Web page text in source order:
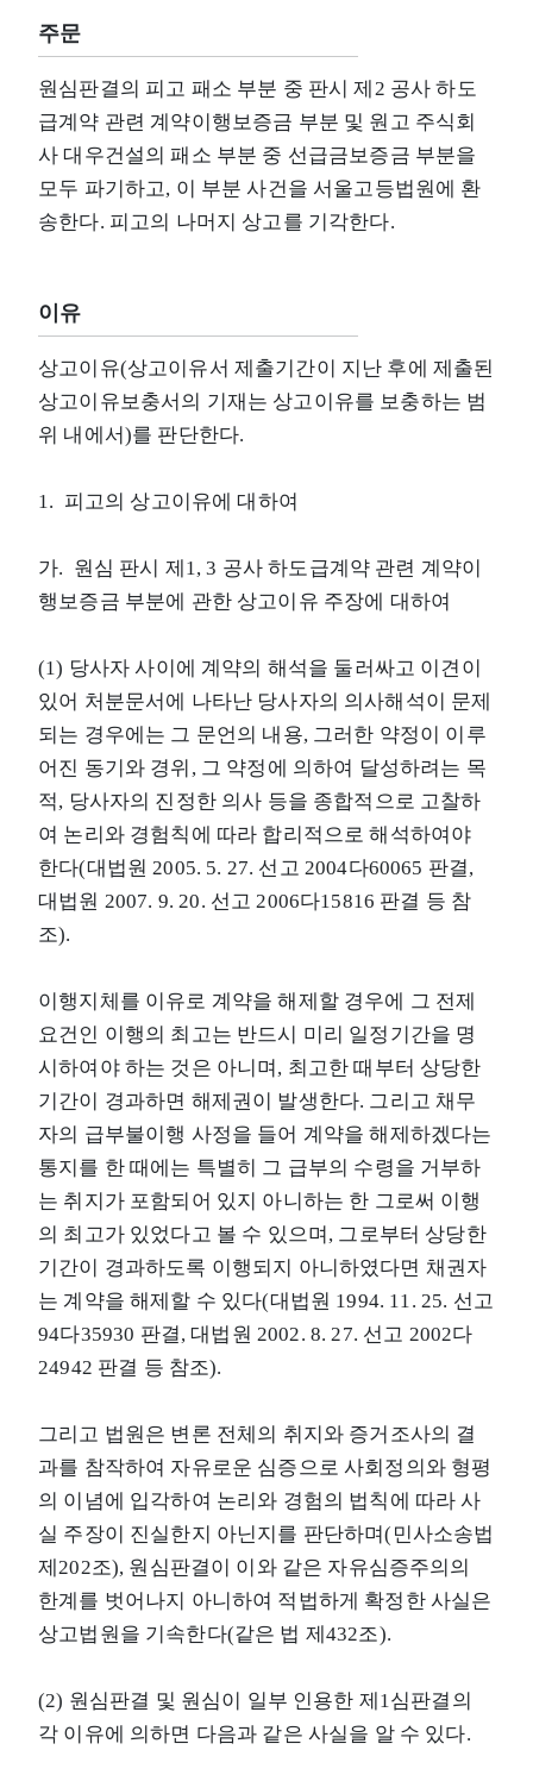
주문
원심판결의 피고 패소 부분 중 판시 제2 공사 하도
급계약 관련 계약이행보증금 부분 및 원고 주식회
사 대우건설의 패소 부분 중 선급금보증금 부분을
모두 파기하고, 이 부분 사건을 서울고등법원에 환
송한다. 피고의 나머지 상고를 기각한다.
이유
상고이유(상고이유서 제출기간이 지난 후에 제출된
상고이유보충서의 기재는 상고이유를 보충하는 범
위 내에서)를 판단한다.
1. 피고의 상고이유에 대하여
가. 원심 판시 제1, 3 공사 하도급계약 관련 계약이
행보증금 부분에 관한 상고이유 주장에 대하여
(1) 당사자 사이에 계약의 해석을 둘러싸고 이견이
있어 처분문서에 나타난 당사자의 의사해석이 문제
되는 경우에는 그 문언의 내용, 그러한 약정이 이루
어진 동기와 경위, 그 약정에 의하여 달성하려는 목
적, 당사자의 진정한 의사 등을 종합적으로 고찰하
여 논리와 경험칙에 따라 합리적으로 해석하여야
한다(대법원 2005. 5. 27. 선고 2004다60065 판결,
대법원 2007. 9. 20. 선고 2006다15816 판결 등 참
조).
이행지체를 이유로 계약을 해제할 경우에 그 전제
요건인 이행의 최고는 반드시 미리 일정기간을 명
시하여야 하는 것은 아니며, 최고한 때부터 상당한
기간이 경과하면 해제권이 발생한다. 그리고 채무
자의 급부불이행 사정을 들어 계약을 해제하겠다는
통지를 한 때에는 특별히 그 급부의 수령을 거부하
는 취지가 포함되어 있지 아니하는 한 그로써 이행
의 최고가 있었다고 볼 수 있으며, 그로부터 상당한
기간이 경과하도록 이행되지 아니하였다면 채권자
는 계약을 해제할 수 있다(대법원 1994. 11. 25. 선고
94다35930 판결, 대법원 2002. 8. 27. 선고 2002다
24942 판결 등 참조).
그리고 법원은 변론 전체의 취지와 증거조사의 결
과를 참작하여 자유로운 심증으로 사회정의와 형평
의 이념에 입각하여 논리와 경험의 법칙에 따라 사
실 주장이 진실한지 아닌지를 판단하며(민사소송법
제202조), 원심판결이 이와 같은 자유심증주의의
한계를 벗어나지 아니하여 적법하게 확정한 사실은
상고법원을 기속한다(같은 법 제432조).
(2) 원심판결 및 원심이 일부 인용한 제1심판결의
각 이유에 의하면 다음과 같은 사실을 알 수 있다.